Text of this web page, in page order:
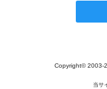
Copyright©
当サ